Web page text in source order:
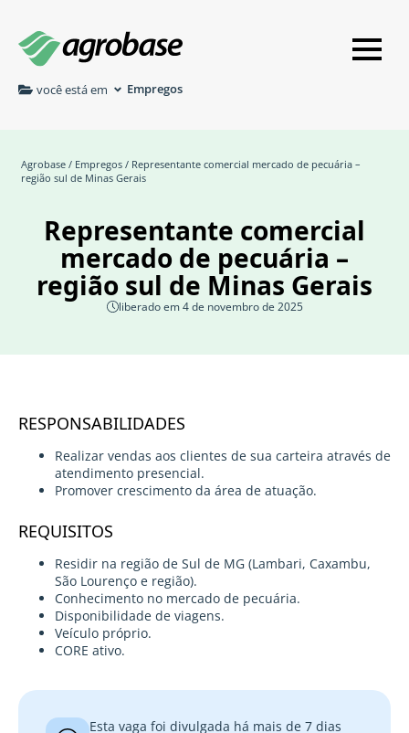
você está em Empregos
Agrobase / Empregos / Representante comercial mercado de pecuária –
região sul de Minas Gerais
Representante comercial
mercado de pecuária –
região sul de Minas Gerais
liberado em 4 de novembro de 2025
RESPONSABILIDADES
Realizar vendas aos clientes de sua carteira através de
atendimento presencial.
Promover crescimento da área de atuação.
REQUISITOS
Residir na região de Sul de MG (Lambari, Caxambu,
São Lourenço e região).
Conhecimento no mercado de pecuária.
Disponibilidade de viagens.
Veículo próprio.
CORE ativo.
Esta vaga foi divulgada há mais de 7 dias